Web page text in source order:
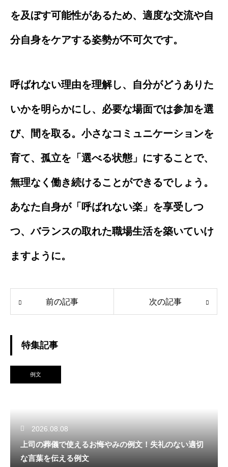
を及ぼす可能性があるため、適度な交流や自
分自身をケアする姿勢が不可欠です。
呼ばれない理由を理解し、自分がどうありた
いかを明らかにし、必要な場面では参加を選
び、間を取る。小さなコミュニケーションを
育て、孤立を「選べる状態」にすることで、
無理なく働き続けることができるでしょう。
あなた自身が「呼ばれない楽」を享受しつ
つ、バランスの取れた職場生活を築いていけ
ますように。
前の記事 次の記事
特集記事
例文
2026.08.08
上司の葬儀で使えるお悔やみの例文！失礼のない適切
な言葉を伝える例文